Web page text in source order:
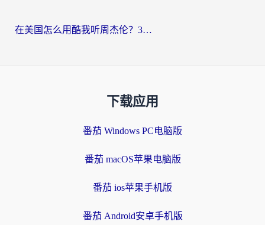
在美国怎么用酷我听周杰伦？3步搞定海外听歌难题
下载应用
番茄 Windows PC电脑版
番茄 macOS苹果电脑版
番茄 ios苹果手机版
番茄 Android安卓手机版